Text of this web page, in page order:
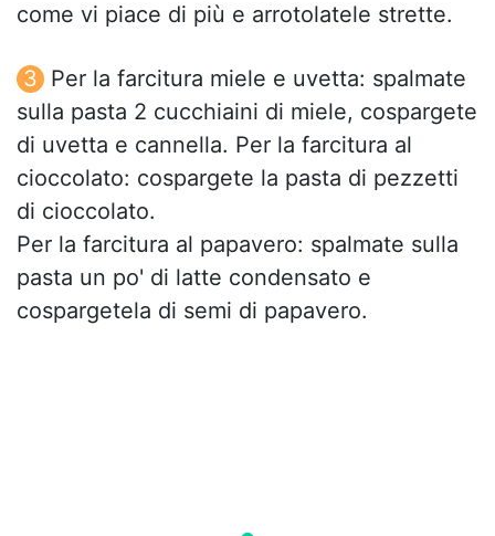
come vi piace di più e arrotolatele strette.
Per la farcitura miele e uvetta: spalmate
sulla pasta 2 cucchiaini di miele, cospargete
di uvetta e cannella. Per la farcitura al
cioccolato: cospargete la pasta di pezzetti
di cioccolato.
Per la farcitura al papavero: spalmate sulla
pasta un po' di latte condensato e
cospargetela di semi di papavero.